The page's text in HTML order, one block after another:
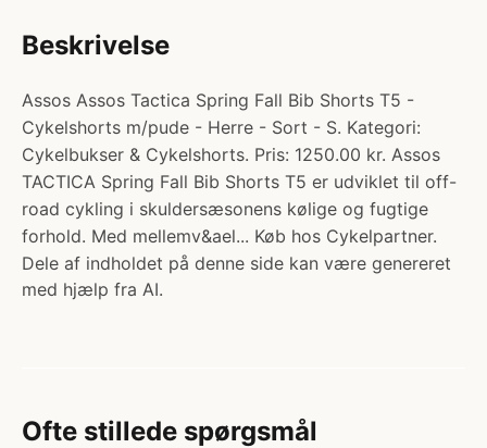
Beskrivelse
Assos Assos Tactica Spring Fall Bib Shorts T5 -
Cykelshorts m/pude - Herre - Sort - S. Kategori:
Cykelbukser & Cykelshorts. Pris: 1250.00 kr. Assos
TACTICA Spring Fall Bib Shorts T5 er udviklet til off-
road cykling i skuldersæsonens kølige og fugtige
forhold. Med mellemv&ael... Køb hos Cykelpartner.
Dele af indholdet på denne side kan være genereret
med hjælp fra AI.
Ofte stillede spørgsmål